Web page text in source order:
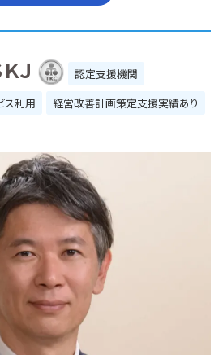
Ｊ
認定支援機関
ス利用
経営改善計画策定支援実績あり